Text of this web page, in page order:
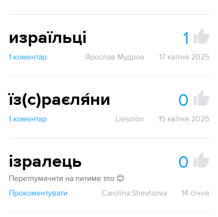
израїльці 1
1 коментар Ярослав Мудров 17 квітня 2025
їз(с)раєля́ни 0
1 коментар Liesolòn 15 квітня 2025
ізралець 0
Перетлумачити на питиме тло 😊
Прокоментувати
Carolina Shevtsova 14 січня